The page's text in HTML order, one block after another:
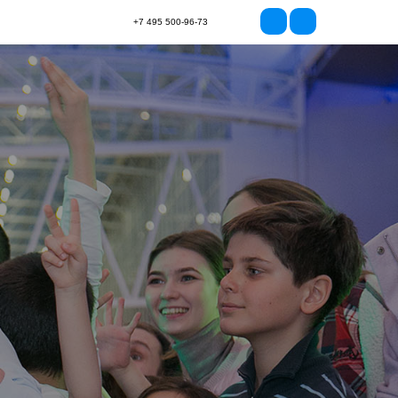
+7 495 500-96-73